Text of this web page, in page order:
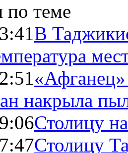
теме
В
накрыла
Столицу
Столицу